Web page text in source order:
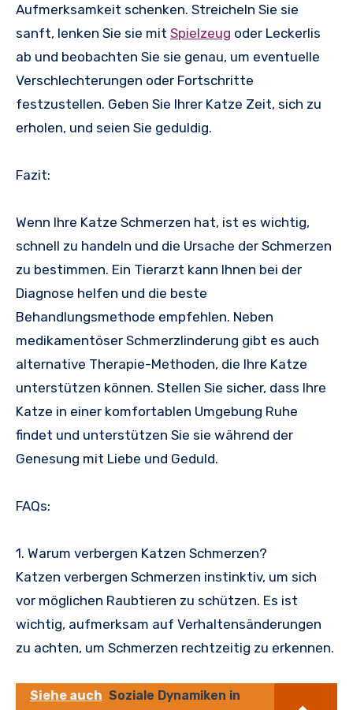
Aufmerksamkeit schenken. Streicheln Sie sie
sanft, lenken Sie sie mit Spielzeug oder Leckerlis
ab und beobachten Sie sie genau, um eventuelle
Verschlechterungen oder Fortschritte
festzustellen. Geben Sie Ihrer Katze Zeit, sich zu
erholen, und seien Sie geduldig.
Fazit:
Wenn Ihre Katze Schmerzen hat, ist es wichtig,
schnell zu handeln und die Ursache der Schmerzen
zu bestimmen. Ein Tierarzt kann Ihnen bei der
Diagnose helfen und die beste
Behandlungsmethode empfehlen. Neben
medikamentöser Schmerzlinderung gibt es auch
alternative Therapie-Methoden, die Ihre Katze
unterstützen können. Stellen Sie sicher, dass Ihre
Katze in einer komfortablen Umgebung Ruhe
findet und unterstützen Sie sie während der
Genesung mit Liebe und Geduld.
FAQs:
1. Warum verbergen Katzen Schmerzen?
Katzen verbergen Schmerzen instinktiv, um sich
vor möglichen Raubtieren zu schützen. Es ist
wichtig, aufmerksam auf Verhaltensänderungen
zu achten, um Schmerzen rechtzeitig zu erkennen.
Siehe auch Soziale Dynamiken in